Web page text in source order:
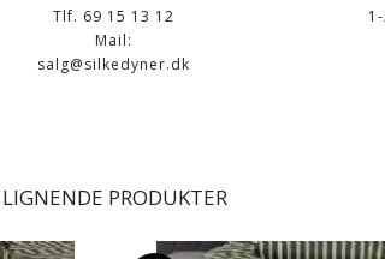
Tlf. 69 15 13 12
Mail:
salg@silkedyner.dk
LIGNENDE PRODUKTER